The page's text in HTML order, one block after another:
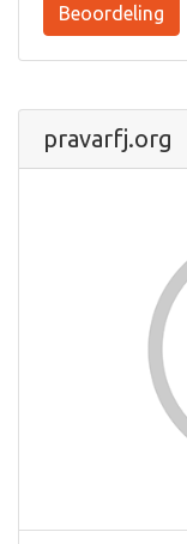
Beoordeling
pravarfj.org